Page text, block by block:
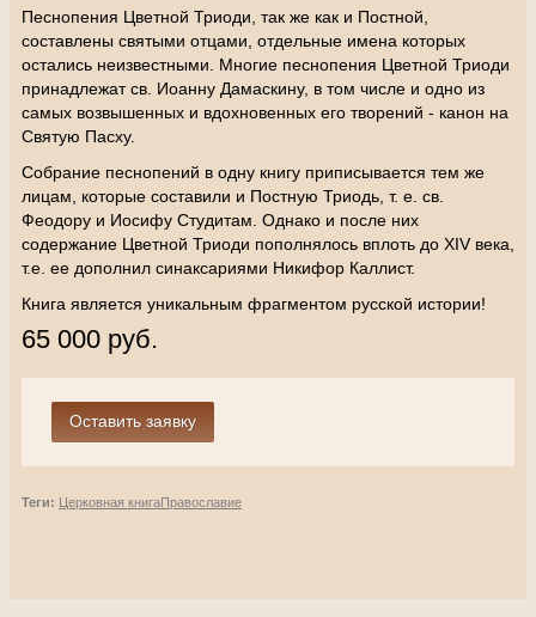
Песнопения Цветной Триоди, так же как и Постной,
составлены святыми отцами, отдельные имена которых
остались неизвестными. Многие песнопения Цветной Триоди
принадлежат св. Иоанну Дамаскину, в том числе и одно из
самых возвышенных и вдохновенных его творений - канон на
Святую Пасху.
Собрание песнопений в одну книгу приписывается тем же
лицам, которые составили и Постную Триодь, т. е. св.
Феодору и Иосифу Студитам. Однако и после них
содержание Цветной Триоди пополнялось вплоть до XIV века,
т.е. ее дополнил синаксариями Никифор Каллист.
Книга является уникальным фрагментом русской истории!
65 000 руб.
Теги: Церковная книгаПравославие